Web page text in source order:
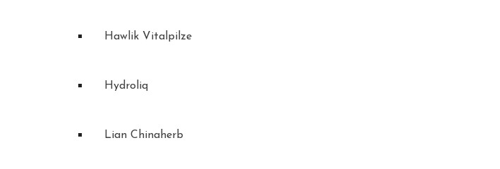
Hawlik Vitalpilze
Hydroliq
Lian Chinaherb